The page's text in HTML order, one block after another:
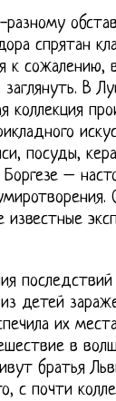
спрятан
к сожалению,
В
коллекция
посуды,
Боргезе –
последствий
детей
их
в
братья
с почти